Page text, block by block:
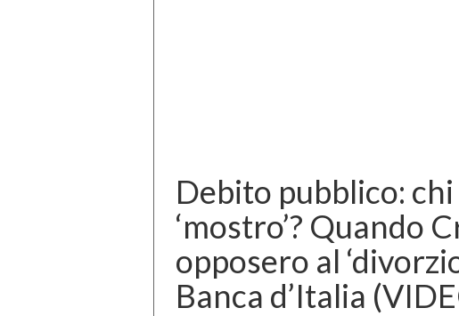
Debito pubblico:
‘mostro’? Quando
opposero al
Banca d’Italia